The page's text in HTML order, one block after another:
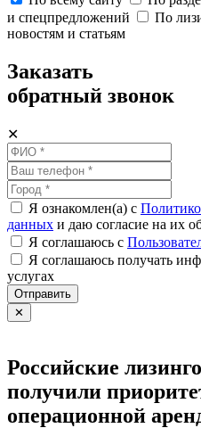
и спецпредложений
По
новостям и статьям
Заказать
обратный звонок
✕
Я ознакомлен(а) с
данных и даю согласие на их
Я соглашаюсь c
Я соглашаюсь получать
услугах
Отправить
✕
Российские
получили
операционной